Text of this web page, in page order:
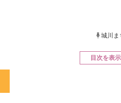
エ
城川ま
目次を表示